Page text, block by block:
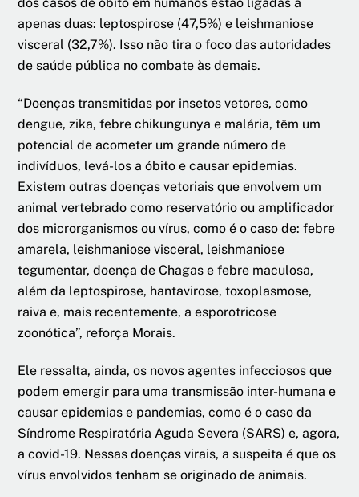
apenas duas: leptospirose (47,5%) e leishmaniose
visceral (32,7%). Isso não tira o foco das autoridades
de saúde pública no combate às demais.
“Doenças transmitidas por insetos vetores, como
dengue, zika, febre chikungunya e malária, têm um
potencial de acometer um grande número de
indivíduos, levá-los a óbito e causar epidemias.
Existem outras doenças vetoriais que envolvem um
animal vertebrado como reservatório ou amplificador
dos microrganismos ou vírus, como é o caso de: febre
amarela, leishmaniose visceral, leishmaniose
tegumentar, doença de Chagas e febre maculosa,
além da leptospirose, hantavirose, toxoplasmose,
raiva e, mais recentemente, a esporotricose
zoonótica”, reforça Morais.
Ele ressalta, ainda, os novos agentes infecciosos que
podem emergir para uma transmissão inter-humana e
causar epidemias e pandemias, como é o caso da
Síndrome Respiratória Aguda Severa (SARS) e, agora,
a covid-19. Nessas doenças virais, a suspeita é que os
vírus envolvidos tenham se originado de animais.